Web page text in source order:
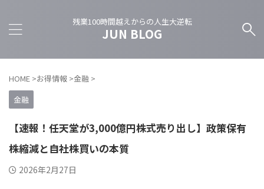
残業100時間越えからの人生大逆転
JUN BLOG
HOME >お得情報 >金融 >
金融
【速報！任天堂が3,000億円株式売り出し】政策保有
株縮減と自社株買いの本質
2026年2月27日